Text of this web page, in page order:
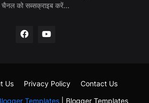
चैनल को सब्सक्राइब करें...
Templates| Blogger Templates
Us Privacy Policy Contact Us